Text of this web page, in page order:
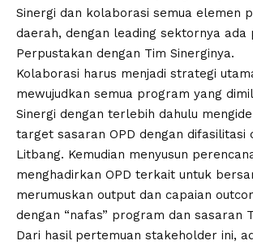
Sinergi dan kolaborasi semua elemen
daerah, dengan leading sektornya ada
Perpustakan dengan Tim Sinerginya.
Kolaborasi harus menjadi strategi
mewujudkan semua program yang
Sinergi dengan terlebih dahulu
target sasaran OPD dengan difasilitasi
Litbang. Kemudian menyusun
menghadirkan OPD terkait untuk
merumuskan output dan capaian
dengan “nafas” program dan sasaran
Dari hasil pertemuan stakeholder ini,